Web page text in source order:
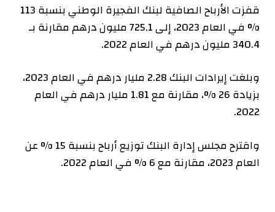
قفزت الأرباح الصافية لبنك الفجيرة الوطني بنسبة 113
% في العام 2023، إلى 725.1 مليون درهم مقارنة بـ
340.4 مليون درهم في العام 2022
.
وبلغت إيرادات البنك 2.28 مليار درهم في العام 2023،
بزيادة 26 %، مقارنة مع 1.81 مليار درهم في العام
2022
.
واقترح مجلس إدارة البنك توزيع أرباح بنسبة 15 % عن
العام 2023، مقارنة مع 6 % في العام 2022
.